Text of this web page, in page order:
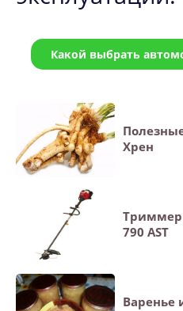
Какой выбрать
Хрен
Триммер
790 AST
Варенье